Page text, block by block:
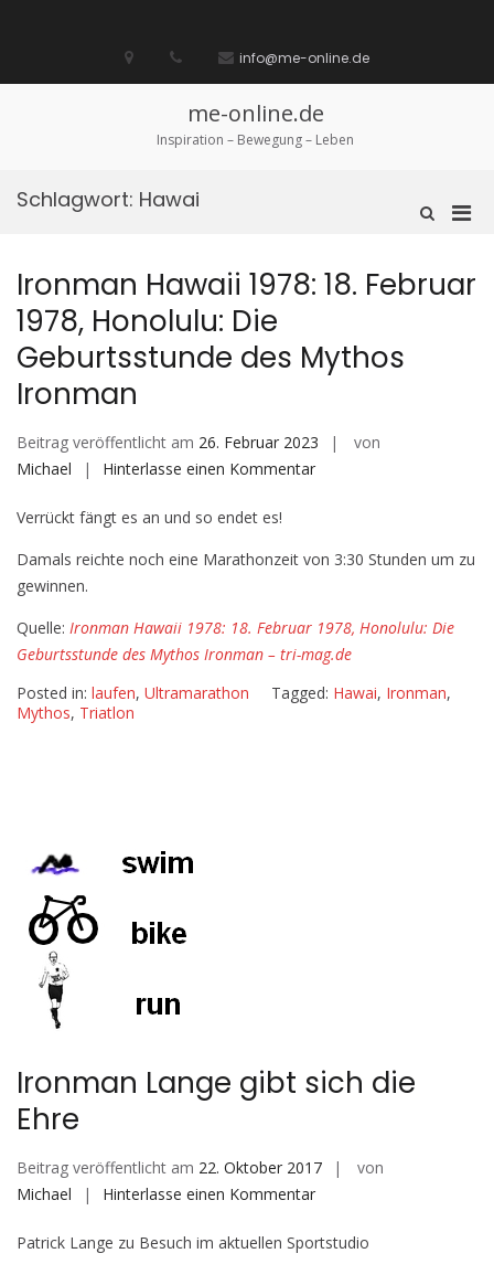
biete
/
Ich
suche
diese
Seite
info@me-online.de
me-online.de
Inspiration – Bewegung – Leben
Such-
Schlagwort: Hawai
Ironman Hawaii 1978: 18. Februar
1978, Honolulu: Die
Geburtsstunde des Mythos
Ironman
Beitrag veröffentlicht am 26. Februar 2023
von
Michael
Hinterlasse einen Kommentarauf
1978,
Honolulu:
Geburtsstunde
Verrückt fängt es an und so endet es!
Damals reichte noch eine Marathonzeit von 3:30 Stunden um zu
gewinnen.
Quelle: Ironman Hawaii 1978: 18. Februar 1978, Honolulu: Die
Geburtsstunde des Mythos Ironman – tri-mag.de
Posted in: laufen, Ultramarathon Tagged: Hawai, Ironman,
Mythos, Triatlon
Ironman Lange gibt sich die
Ehre
Beitrag veröffentlicht am 22. Oktober 2017
von
Michael
Hinterlasse einen Kommentarauf
Lange
Patrick Lange zu Besuch im aktuellen Sportstudio